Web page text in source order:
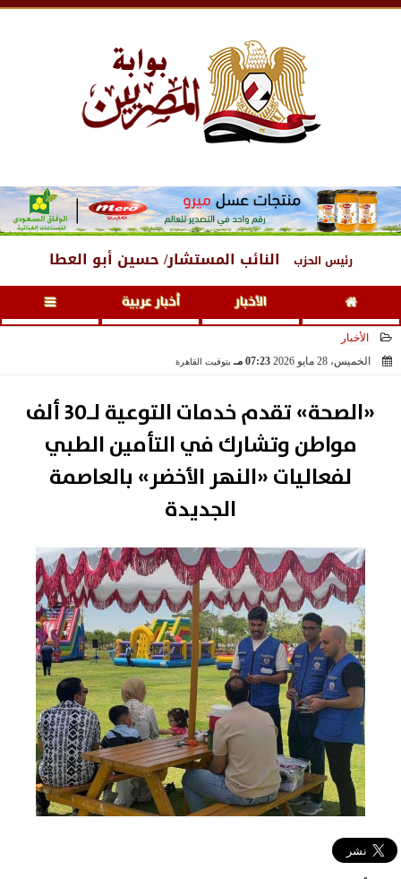
رئيس الحزب النائب المستشار/ حسين أبو العطا
الأخبار أخبار عربية
الأخبار
الخميس، 28 مايو 2026
07:23 مـ بتوقيت القاهرة
«الصحة» تقدم خدمات التوعية لـ30 ألف
مواطن وتشارك في التأمين الطبي
لفعاليات «النهر الأخضر» بالعاصمة
الجديدة